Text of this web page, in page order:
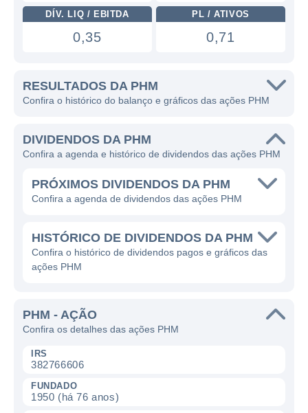
DÍV. LIQ / EBITDA
0,35
PL / ATIVOS
0,71
RESULTADOS DA PHM
Confira o histórico do balanço e gráficos das ações PHM
DIVIDENDOS DA PHM
Confira a agenda e histórico de dividendos das ações PHM
PRÓXIMOS DIVIDENDOS DA PHM
Confira a agenda de dividendos das ações PHM
HISTÓRICO DE DIVIDENDOS DA PHM
Confira o histórico de dividendos pagos e gráficos das
ações PHM
PHM - AÇÃO
Confira os detalhes das ações PHM
IRS
382766606
FUNDADO
1950 (há 76 anos)